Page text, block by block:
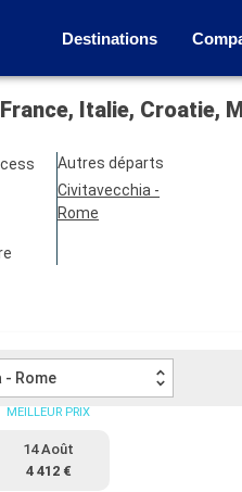
Destinations
Italie, Croatie,
Autres départs
Civitavecchia -
Rome
- Rome
MEILLEUR PRIX
14 Août
4 412 €